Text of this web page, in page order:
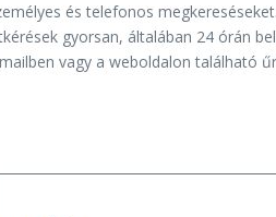
és telefonos
gyorsan, általában 24 órán
vagy a weboldalon található